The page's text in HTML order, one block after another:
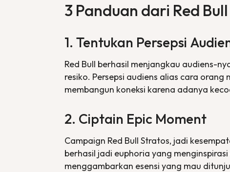
3 Panduan dari Red
1. Tentukan Persepsi
Red Bull berhasil menjangkau audiens-
resiko. Persepsi audiens alias cara
membangun koneksi karena adanya
2. Ciptain Epic Moment
Campaign Red Bull Stratos, jadi
berhasil jadi euphoria yang
menggambarkan esensi yang mau